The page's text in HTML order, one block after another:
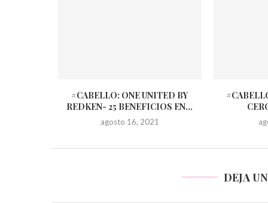
#CABELLO: ONE UNITED BY
REDKEN- 25 BENEFICIOS EN...
agosto 16, 2021
DEJA